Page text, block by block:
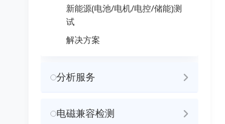
新能源(电池/电机/电控/储能)测
试
解决方案
分析服务
电磁兼容检测